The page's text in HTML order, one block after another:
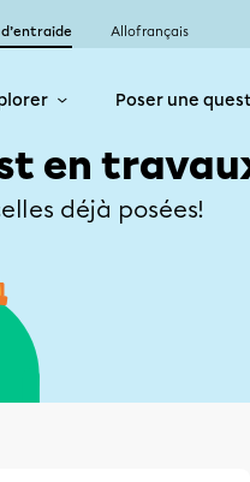
Allofrançais
Poser une
en
déjà posées!